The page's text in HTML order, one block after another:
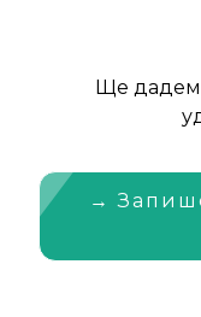
Ще дадем
→